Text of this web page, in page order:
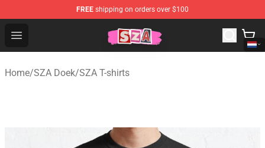
FREE shipping on orders over $100
Open menu
SZA Shop - Official SZA Merchandise Store
Home/SZA Doek/SZA T-shirts